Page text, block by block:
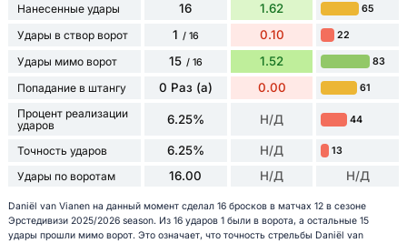
Нанесенные удары 16 1.62 65
Удары в створ ворот 1 / 16 0.10 22
Удары мимо ворот 15 / 16 1.52 83
Попадание в штангу 0 Раз (а) 0.00 61
Процент реализации
ударов
6.25% Н/Д 44
Точность ударов 6.25% Н/Д 13
Удары по воротам 16.00 Н/Д Н/Д
Daniël van Vianen на данный момент сделал 16 бросков в матчах 12 в сезоне
Эрстедивизи 2025/2026 season. Из 16 ударов 1 были в ворота, а остальные 15
удары прошли мимо ворот. Это означает, что точность стрельбы Daniël van